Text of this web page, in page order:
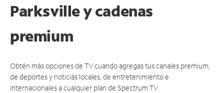
Parksville y cadenas
premium
Obtén más opciones de TV cuando agregas tus canales premium,
de deportes y noticias locales, de entretenimiento e
internacionales a cualquier plan de Spectrum TV.